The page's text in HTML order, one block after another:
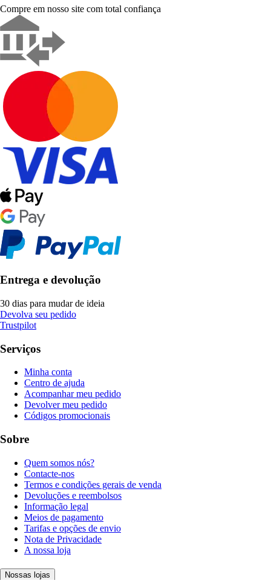
Compre em nosso site com total confiança
Entrega e devolução
30 dias para mudar de ideia
Devolva seu pedido
Trustpilot
Serviços
Minha conta
Centro de ajuda
Acompanhar meu pedido
Devolver meu pedido
Códigos promocionais
Sobre
Quem somos nós?
Contacte-nos
Termos e condições gerais de venda
Devoluções e reembolsos
Informação legal
Meios de pagamento
Tarifas e opções de envio
Nota de Privacidade
A nossa loja
Nossas lojas